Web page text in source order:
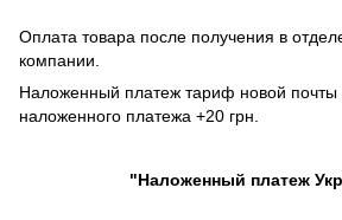
Оплата товара после получения в
компании.
Наложенный платеж тариф новой
наложенного платежа +20 грн.
"Наложенный платеж